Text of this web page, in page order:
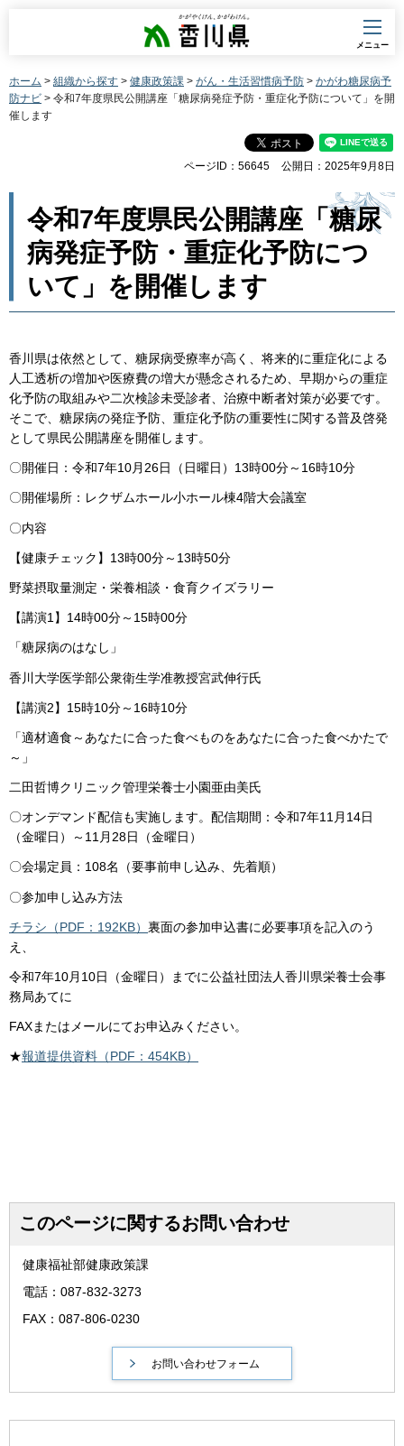
香川県
メニュー
ホーム > 組織から探す > 健康政策課 > がん・生活習慣病予防 > かがわ糖尿病予
防ナビ > 令和7年度県民公開講座「糖尿病発症予防・重症化予防について」を開
催します
ページID：56645 公開日：2025年9月8日
令和7年度県民公開講座「糖尿
病発症予防・重症化予防につ
いて」を開催します
香川県は依然として、糖尿病受療率が高く、将来的に重症化による
人工透析の増加や医療費の増大が懸念されるため、早期からの重症
化予防の取組みや二次検診未受診者、治療中断者対策が必要です。
そこで、糖尿病の発症予防、重症化予防の重要性に関する普及啓発
として県民公開講座を開催します。
〇開催日：令和7年10月26日（日曜日）13時00分～16時10分
〇開催場所：レクザムホール小ホール棟4階大会議室
〇内容
【健康チェック】13時00分～13時50分
野菜摂取量測定・栄養相談・食育クイズラリー
【講演1】14時00分～15時00分
「糖尿病のはなし」
香川大学医学部公衆衛生学准教授宮武伸行氏
【講演2】15時10分～16時10分
「適材適食～あなたに合った食べものをあなたに合った食べかたで
～」
二田哲博クリニック管理栄養士小園亜由美氏
〇オンデマンド配信も実施します。配信期間：令和7年11月14日
（金曜日）～11月28日（金曜日）
〇会場定員：108名（要事前申し込み、先着順）
〇参加申し込み方法
チラシ（PDF：192KB） 裏面の参加申込書に必要事項を記入のう
え、
令和7年10月10日（金曜日）までに公益社団法人香川県栄養士会事
務局あてに
FAXまたはメールにてお申込みください。
★報道提供資料（PDF：454KB）
このページに関するお問い合わせ
健康福祉部健康政策課
電話：087-832-3273
FAX：087-806-0230